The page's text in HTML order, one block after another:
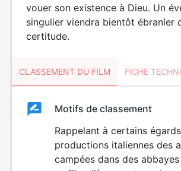
vouer son existence à Dieu. Un
singulier viendra bientôt ébranler
certitude.
CLASSEMENT DU FILM FICHE
ClassementClassement
VIOLENCE
HORREUR
Motifs de classement
Rappelant à certains
productions italiennes des
campées dans des abbayes